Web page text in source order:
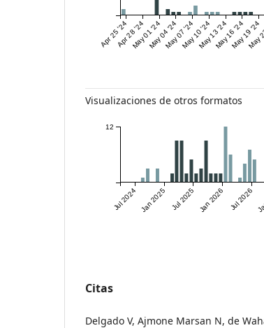
Apr 25 '24Apr 28 '24May 01 '24May 04 '24May 07 '24May 10 '24May 13 '24May 16 '24May 19 '24
Visualizaciones de otros formatos
Jul 2024 Jan 2025 Jul 2025 Jan 2026 Jul 2026
12
Citas
Delgado V, Ajmone Marsan N, de